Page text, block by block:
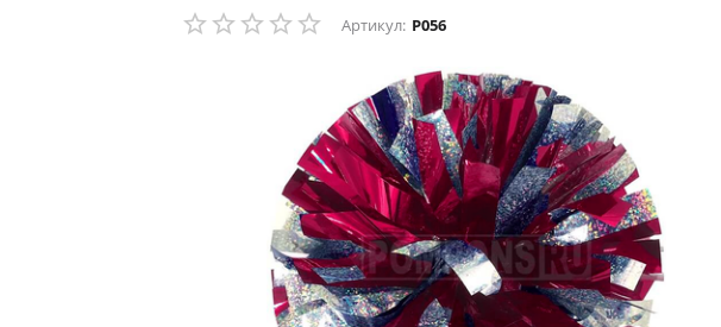
Помпон шарообразный (Малиновый металлик - Серебряная голография)
Артикул: P056